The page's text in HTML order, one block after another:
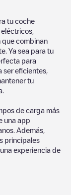
tu coche
que combinan
Ya sea para tu
para
ser eficientes,
tu
de carga más
una app
Además,
principales
experiencia de